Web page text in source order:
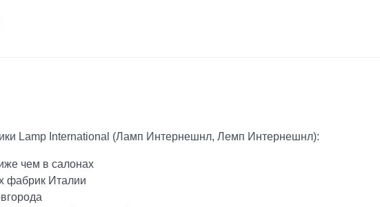
Lamp International (Ламп Интернешнл, Лемп Интернешнл):
чем в салонах
фабрик Италии